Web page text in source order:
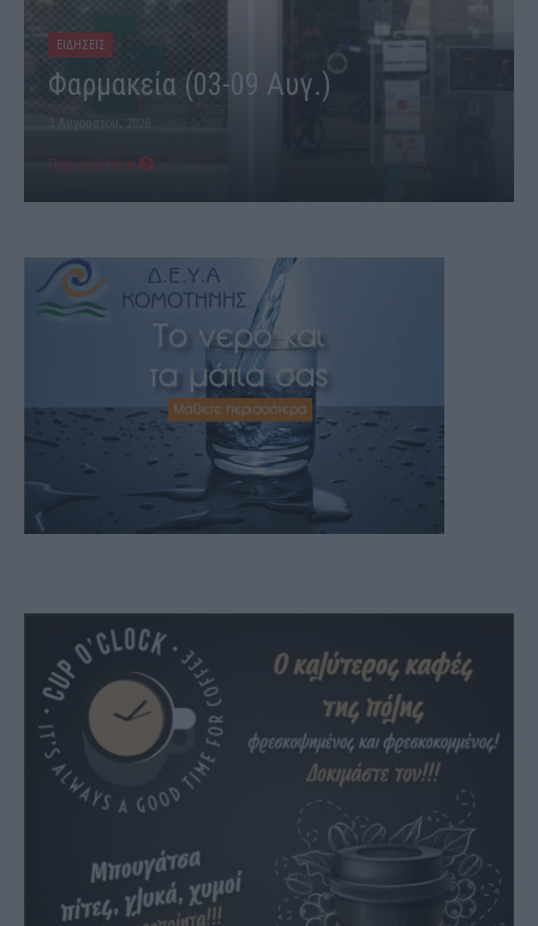
ΕΙΔΗΣΕΙΣ
Φαρμακεία (03-09 Αυγ.)
3 Αυγούστου, 2026
Περισσότερα